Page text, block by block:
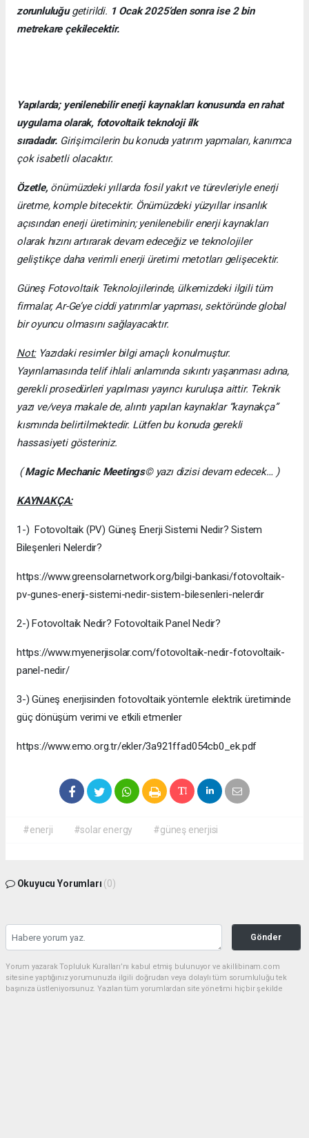
zorunluluğugetirildi. 1 Ocak 2025’den sonra ise 2 bin
metrekare çekilecektir.
Yapılarda; yenilenebilir enerji kaynakları konusunda en rahat
uygulama olarak, fotovoltaik teknoloji ilk
sıradadır. Girişimcilerin bu konuda yatırım yapmaları, kanımca
çok isabetli olacaktır.
Özetle,önümüzdeki yıllarda fosil yakıt ve türevleriyle enerji
üretme, komple bitecektir. Önümüzdeki yüzyıllar insanlık
açısından enerji üretiminin; yenilenebilir enerji kaynakları
olarak hızını artırarak devam edeceğiz ve teknolojiler
geliştikçe daha verimli enerji üretimi metotları gelişecektir.
Güneş Fotovoltaik Teknolojilerinde, ülkemizdeki ilgili tüm
firmalar, Ar-Ge’ye ciddi yatırımlar yapması, sektöründe global
bir oyuncu olmasını sağlayacaktır.
Not:Yazıdaki resimler bilgi amaçlı konulmuştur.
Yayınlamasında telif ihlali anlamında sıkıntı yaşanması adına,
gerekli prosedürleri yapılması yayıncı kuruluşa aittir. Teknik
yazı ve/veya makale de, alıntı yapılan kaynaklar “kaynakça”
kısmında belirtilmektedir. Lütfen bu konuda gerekli
hassasiyeti gösteriniz.
(Magic Mechanic Meetings© yazı dizisi devam edecek… )
KAYNAKÇA:
1-) Fotovoltaik (PV) Güneş Enerji Sistemi Nedir? Sistem
Bileşenleri Nelerdir?
https://www.greensolarnetwork.org/bilgi-bankasi/fotovoltaik-
pv-gunes-enerji-sistemi-nedir-sistem-bilesenleri-nelerdir
2-) Fotovoltaik Nedir? Fotovoltaik Panel Nedir?
https://www.myenerjisolar.com/fotovoltaik-nedir-fotovoltaik-
panel-nedir/
3-) Güneş enerjisinden fotovoltaik yöntemle elektrik üretiminde
güç dönüşüm verimi ve etkili etmenler
https://www.emo.org.tr/ekler/3a921ffad054cb0_ek.pdf
#enerji #solar energy #güneş enerjisi
Okuyucu Yorumları (0)
Gönder
Yorum yazarak Topluluk Kuralları’nı kabul etmiş bulunuyor ve akillibinam.com
sitesine yaptığınız yorumunuzla ilgili doğrudan veya dolaylı tüm sorumluluğu tek
başınıza üstleniyorsunuz. Yazılan tüm yorumlardan site yönetimi hiçbir şekilde